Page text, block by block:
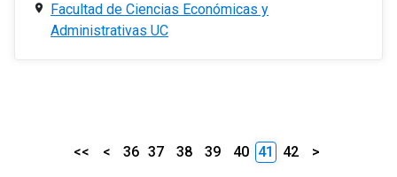
Facultad de Ciencias Económicas y
Administrativas UC
<< < 36 37 38 39 40 41 42 >